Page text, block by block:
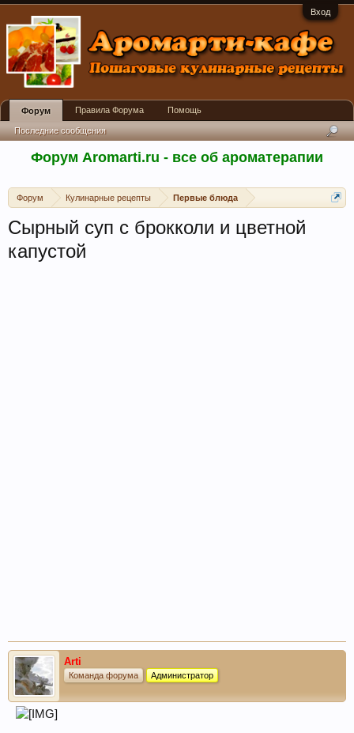
Вход
Форум Aromarti.ru - все об ароматерапии
Форум Кулинарные рецепты Первые блюда
Сырный суп с брокколи и цветной
капустой
Arti
Команда форума Администратор
Форум
Последние сообщения
Правила Форума Помощь